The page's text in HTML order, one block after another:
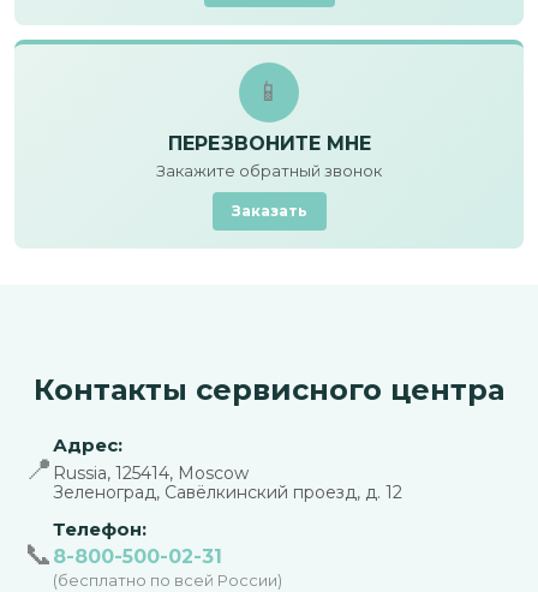
📱
ПЕРЕЗВОНИТЕ МНЕ
Закажите обратный звонок
Заказать
Контакты сервисного центра
📍
Адрес:
Russia, 125414, Moscow
Зеленоград, Савёлкинский проезд, д. 12
📞
Телефон:
8-800-500-02-31
(бесплатно по всей России)